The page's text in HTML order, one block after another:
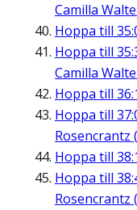
Camilla
Hoppa till
Hoppa till
Camilla
Hoppa till
Hoppa till
Rosencrantz
Hoppa till
Hoppa till
Rosencrantz